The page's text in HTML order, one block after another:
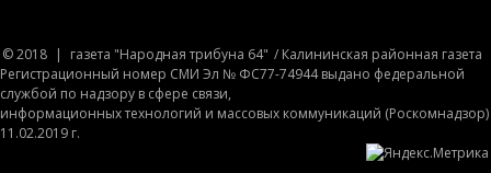
© 2018 | газета "Народная трибуна 64" / Калининская районная газета
Регистрационный номер СМИ Эл № ФС77-74944 выдано федеральной
службой по надзору в сфере связи,
информационных технологий и массовых коммуникаций (Роскомнадзор)
11.02.2019 г.